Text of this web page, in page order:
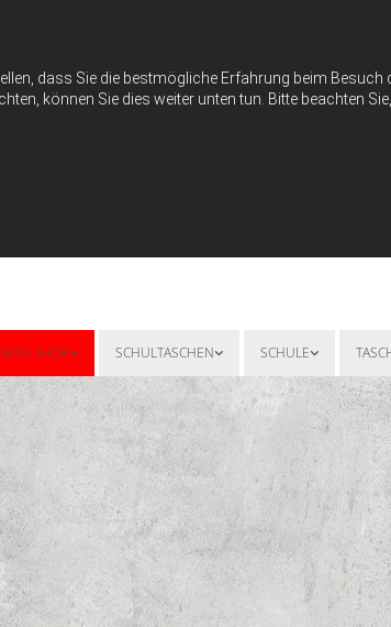
dass Sie die bestmögliche Erfahrung beim Besuch
können Sie dies weiter unten tun. Bitte beachten
SHOP SCHULTASCHEN SCHULE